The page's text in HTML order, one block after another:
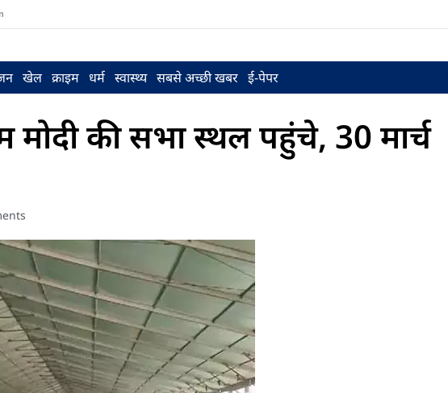
खेल क्राइम धर्म स्वास्थ्य सबसे अच्छी खबर ई-पेपर
मोदी की सभा स्थल पहुंचे, 30 मार्च